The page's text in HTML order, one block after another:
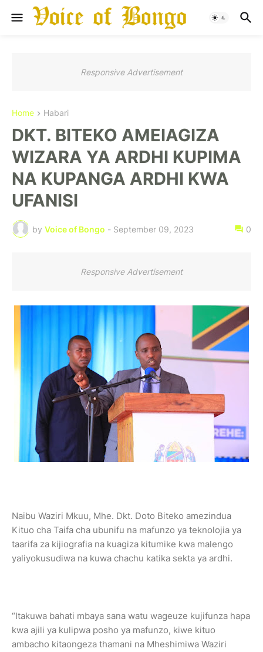
Responsive Advertisement
Home Habari
DKT. BITEKO AMEIAGIZA
WIZARA YA ARDHI KUPIMA
NA KUPANGA ARDHI KWA
UFANISI
by Voice of Bongo - September 09, 2023 0
Responsive Advertisement
Naibu Waziri Mkuu, Mhe. Dkt. Doto Biteko amezindua
Kituo cha Taifa cha ubunifu na mafunzo ya teknolojia ya
taarifa za kijiografia na kuagiza kitumike kwa malengo
yaliyokusudiwa na kuwa chachu katika sekta ya ardhi.
“Itakuwa bahati mbaya sana watu wageuze kujifunza hapa
kwa ajili ya kulipwa posho ya mafunzo, kiwe kituo
ambacho kitaongeza thamani na Mheshimiwa Waziri